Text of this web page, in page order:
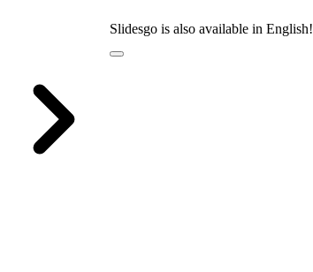
Slidesgo is also available in English!